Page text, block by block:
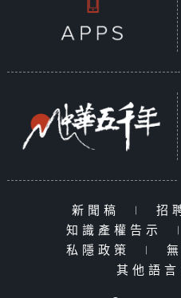
新聞稿 | 招
知識產權告示
|
私隱政策
|
其他語